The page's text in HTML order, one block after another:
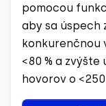
pomocou
aby sa úspech
konkurenčnou
<80 % a
hovorov o